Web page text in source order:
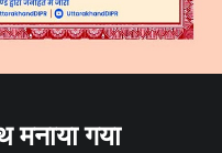
मनाया गया